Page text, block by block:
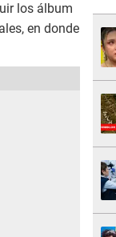
los álbum
en donde